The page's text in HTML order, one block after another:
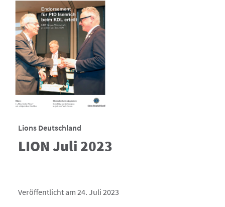
Lions Deutschland
LION Juli 2023
Veröffentlicht am 24. Juli 2023